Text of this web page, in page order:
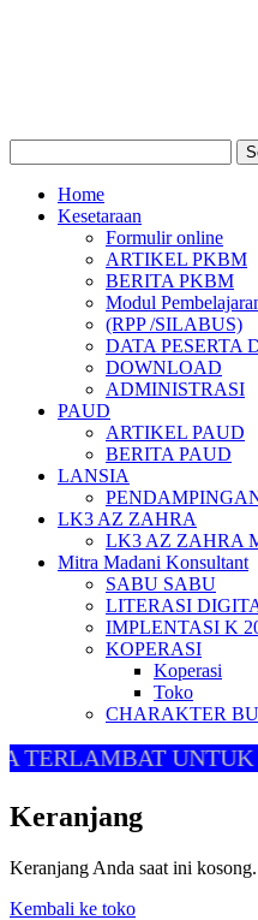
Home
Kesetaraan
Formulir online
ARTIKEL PKBM
BERITA PKBM
Modul
(RPP /SILABUS)
DATA PESERTA
DOWNLOAD
ADMINISTRASI
PAUD
ARTIKEL PAUD
BERITA PAUD
LANSIA
LK3 AZ ZAHRA
LK3 AZ ZAHRA
Mitra Madani Konsultant
SABU SABU
LITERASI
IMPLENTASI K
KOPERASI
Koperasi
Toko
CHARAKTER
TERLAMBAT UNTUK
Keranjang
Keranjang Anda saat ini kosong.
Kembali ke toko